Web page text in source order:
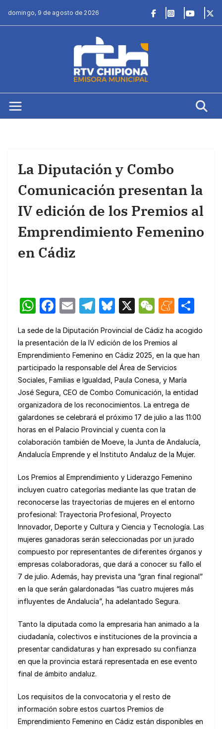
domingo, 9 de agosto de 2026
La Diputación y Combo
Comunicación presentan la
IV edición de los Premios al
Emprendimiento Femenino
en Cádiz
W
at
s
A
p
p
F
c
e
b
o
o
k
E
ail
T
e
gr
a
m
Bl
e
s
k
y
X
W
C
h
at
M
n
e
a
m
e
m
p
tir
La sede de la Diputación Provincial de Cádiz ha acogido
la presentación de la IV edición de los Premios al
Emprendimiento Femenino en Cádiz 2025, en la que han
participado la responsable del Área de Servicios
Sociales, Familias e Igualdad, Paula Conesa, y María
José Segura, CEO de Combo Comunicación, la entidad
organizadora de los reconocimientos. La entrega de
galardones se celebrará el próximo 17 de julio a las 11:00
horas en el Palacio Provincial y cuenta con la
colaboración también de Moeve, la Junta de Andalucía,
Andalucía Emprende y el Instituto Andaluz de la Mujer.
Los Premios al Emprendimiento y Liderazgo Femenino
incluyen cuatro categorías mediante las que tratan de
reconocerse las trayectorias de mujeres en el entorno
profesional: Trayectoria Profesional, Proyecto
Innovador, Deporte y Cultura y Ciencia y Tecnología. Las
mujeres ganadoras serán seleccionadas por un jurado
compuesto por representantes de diferentes órganos y
empresas colaboradoras, que dará a conocer su fallo el
7 de julio. Además, hay prevista una “gran final regional”
en la que serán galardonadas “las cuatro mujeres más
influyentes de Andalucía”, ha adelantado Segura.
Tanto la diputada como la empresaria han animado a la
ciudadanía, colectivos e instituciones de la provincia a
presentar candidaturas y han expresado su confianza
en que la provincia estará representada en ese evento
final de ámbito andaluz.
Los requisitos de la convocatoria y el resto de
información sobre estos cuartos Premios de
Emprendimiento Femenino en Cádiz están disponibles en